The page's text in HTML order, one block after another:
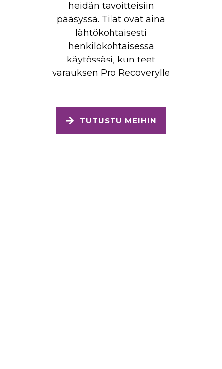
heidän tavoitteisiin
pääsyssä. Tilat ovat aina
lähtökohtaisesti
henkilökohtaisessa
käytössäsi, kun teet
varauksen Pro Recoverylle
TUTUSTU MEIHIN